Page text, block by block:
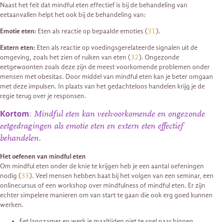
Naast het feit dat mindful eten effectief is bij de behandeling van
eetaanvallen helpt het ook bij de behandeling van:
Emotie eten: Eten als reactie op bepaalde emoties (31).
Extern eten: Eten als reactie op voedingsgerelateerde signalen uit de
omgeving, zoals het zien of ruiken van eten (32). Ongezonde
eetgewoonten zoals deze zijn de meest voorkomende problemen onder
mensen met obesitas. Door middel van mindful eten kan je beter omgaan
met deze impulsen. In plaats van het gedachteloos handelen krijg je de
regie terug over je responsen.
Kortom: Mindful eten kan veelvoorkomende en ongezonde
eetgedragingen als emotie eten en extern eten effectief
behandelen.
Het oefenen van mindful eten
Om mindful eten onder de knie te krijgen heb je een aantal oefeningen
nodig (33). Veel mensen hebben baat bij het volgen van een seminar, een
onlinecursus of een workshop over mindfulness of mindful eten. Er zijn
echter simpelere manieren om van start te gaan die ook erg goed kunnen
werken.